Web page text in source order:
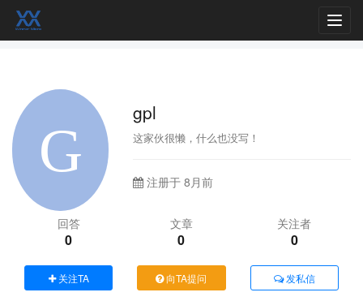
gpl
这家伙很懒，什么也没写！
注册于 8月前
回答
0
文章
0
关注者
0
关注TA 向TA提问 发私信